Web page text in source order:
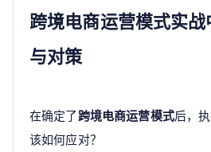
跨境电商运营模式实
与对策
在确定了跨境电商运营模式后，
该如何应对？